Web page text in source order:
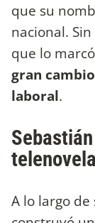
que su
nacional.
que lo
gran
laboral.
A lo largo de